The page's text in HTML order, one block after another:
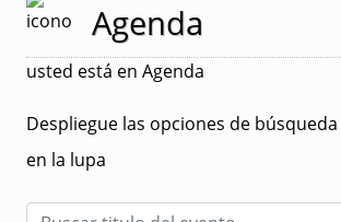
Agenda
usted está en Agenda
Despliegue las opciones de
en la lupa